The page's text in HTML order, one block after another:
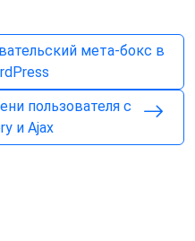
мета-бокс в
пользователя с
и Ajax